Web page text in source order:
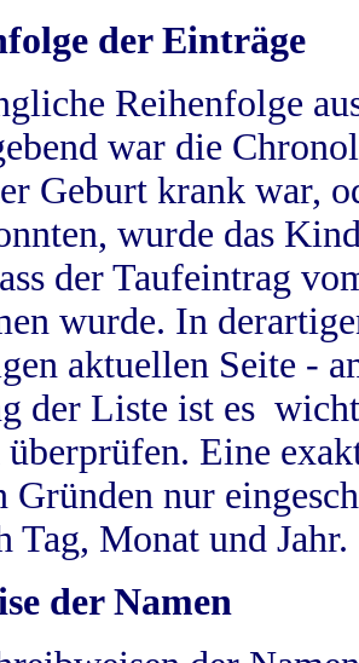
der Einträge
Reihenfolge
war die
Geburt krank war,
wurde das
der Taufeintrag
wurde. In
aktuellen Seite -
der Liste ist es
Eine
Gründen nur
Tag, Monat und Jahr.
der Namen